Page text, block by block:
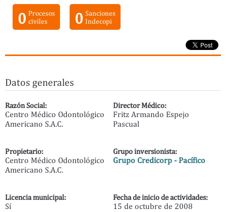
0 Procesos
civiles
0 Sanciones
Indecopi
Datos generales
Razón Social:
Centro Médico Odontológico
Americano S.A.C.
Director Médico:
Fritz Armando Espejo
Pascual
Propietario:
Centro Médico Odontológico
Americano S.A.C.
Grupo inversionista:
Grupo Credicorp - Pacífico
Licencia municipal:
Sí
Fecha de inicio de actividades:
15 de octubre de 2008